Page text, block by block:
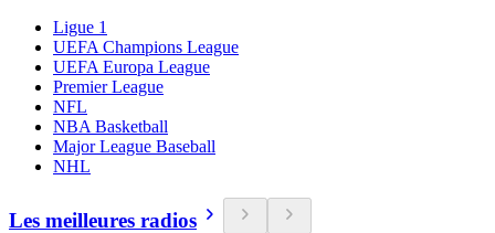
Ligue 1
UEFA Champions League
UEFA Europa League
Premier League
NFL
NBA Basketball
Major League Baseball
NHL
Les meilleures radios